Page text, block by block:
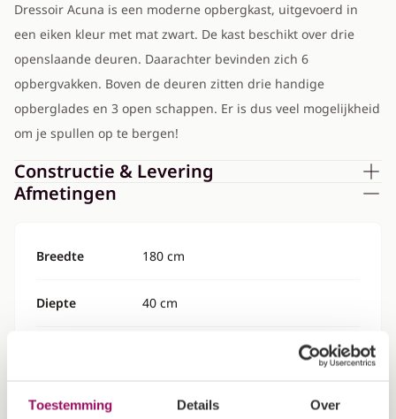
Toestemming Details Over
Dressoir Acuna is een moderne opbergkast, uitgevoerd in
een eiken kleur met mat zwart. De kast beschikt over drie
openslaande deuren. Daarachter bevinden zich 6
opbergvakken. Boven de deuren zitten drie handige
opberglades en 3 open schappen. Er is dus veel mogelijkheid
om je spullen op te bergen!
Constructie & Levering
Afmetingen
Breedte 180 cm
Diepte 40 cm
Specificaties